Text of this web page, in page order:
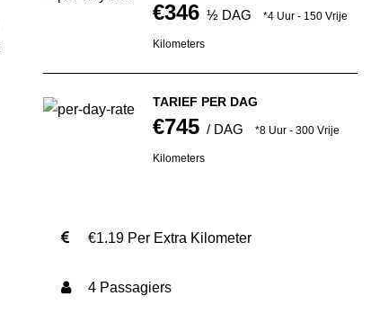
€346 ½ DAG *4 Uur - 150 Vrije
Kilometers
TARIEF PER DAG
€745 / DAG *8 Uur - 300 Vrije
Kilometers
€1.19 Per Extra Kilometer
4 Passagiers